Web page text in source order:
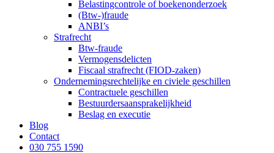
Belastingcontrole of boekenonderzoek
(Btw-)fraude
ANBI’s
Strafrecht
Btw-fraude
Vermogensdelicten
Fiscaal strafrecht (FIOD-zaken)
Ondernemingsrechtelijke en civiele geschillen
Contractuele geschillen
Bestuurdersaansprakelijkheid
Beslag en executie
Blog
Contact
030 755 1590